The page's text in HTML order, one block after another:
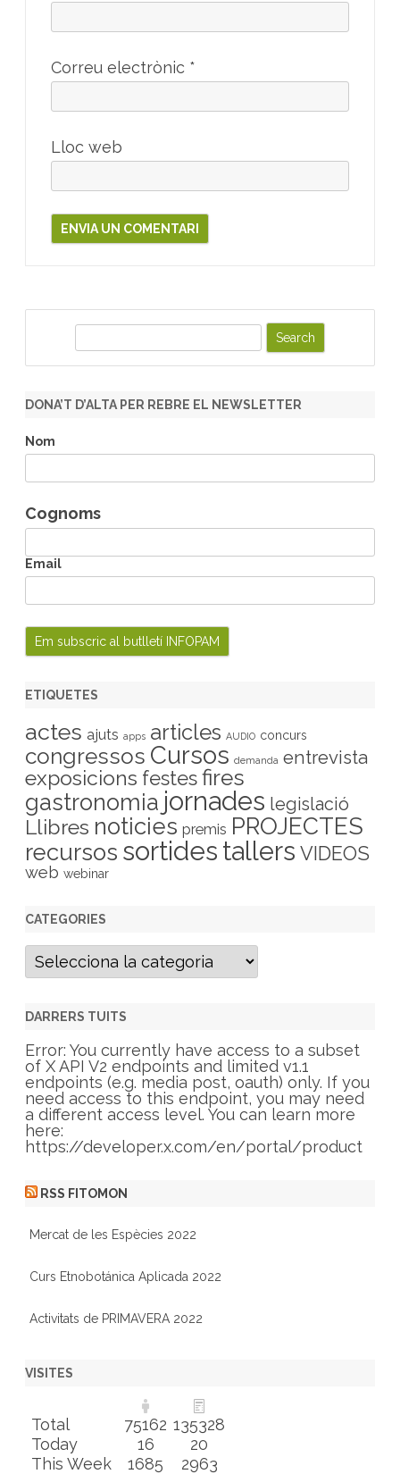
Correu electrònic *
Lloc web
r
h
DONA’T D’ALTA PER REBRE EL NEWSLETTER
Nom
Cognoms
Email
ETIQUETES
actes ajuts apps articles AUDIO concurs
congressos Cursos demanda entrevista
exposicions festesfires
gastronomia jornades legislació
Llibres noticies premis PROJECTES
recursos sortides tallers VIDEOS
web webinar
CATEGORIES
C
t
g
r
i
e
s
DARRERS TUITS
Error: You currently have access to a subset
of X API V2 endpoints and limited v1.1
endpoints (e.g. media post, oauth) only. If you
need access to this endpoint, you may need
a different access level. You can learn more
here:
https://developer.x.com/en/portal/product
RSS FITOMON
Mercat de les Espècies 2022
Curs Etnobotánica Aplicada 2022
Activitats de PRIMAVERA 2022
VISITES
Total 75162 135328
Today
16
20
This Week
1685
2963